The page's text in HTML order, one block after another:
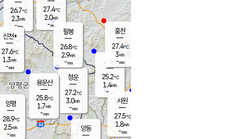
26.7℃
2.3m/s
-mm
27.4℃
2.0m/s
-mm
청운
27.2℃
3.0m/s
-mm
팔봉
26.8℃
2.9m/s
-mm
양동
신천*
27.6℃
1.3m/s
-mm
시동
25.2℃
1.4m/s
- mm
서원
27.5℃
1.8m/s
-mm
용문산
25.8℃
1.7m/s
-mm
홍천
27.4℃
3m/s
-mm
양평
28.9℃
2.5m/s
-mm